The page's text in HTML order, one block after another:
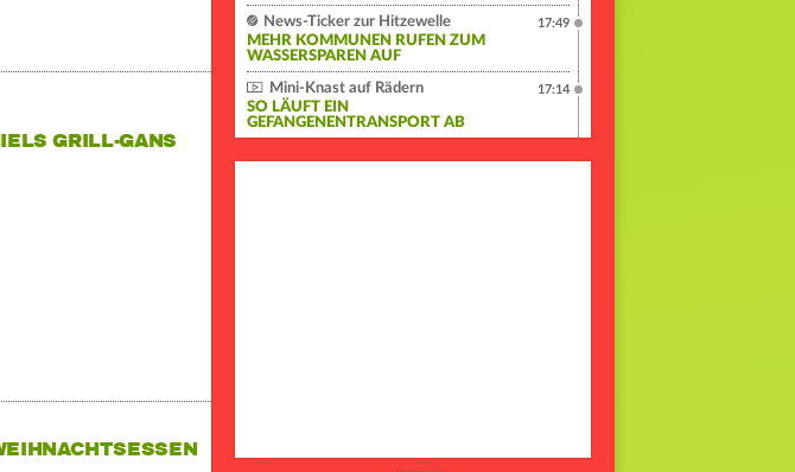
GRILL-GANS
News-Ticker zur Hitzewelle
MEHR KOMMUNEN RUFEN ZUM
WASSERSPAREN AUF
17:49
Mini-Knast auf Rädern
SO LÄUFT EIN
GEFANGENENTRANSPORT AB
17:14